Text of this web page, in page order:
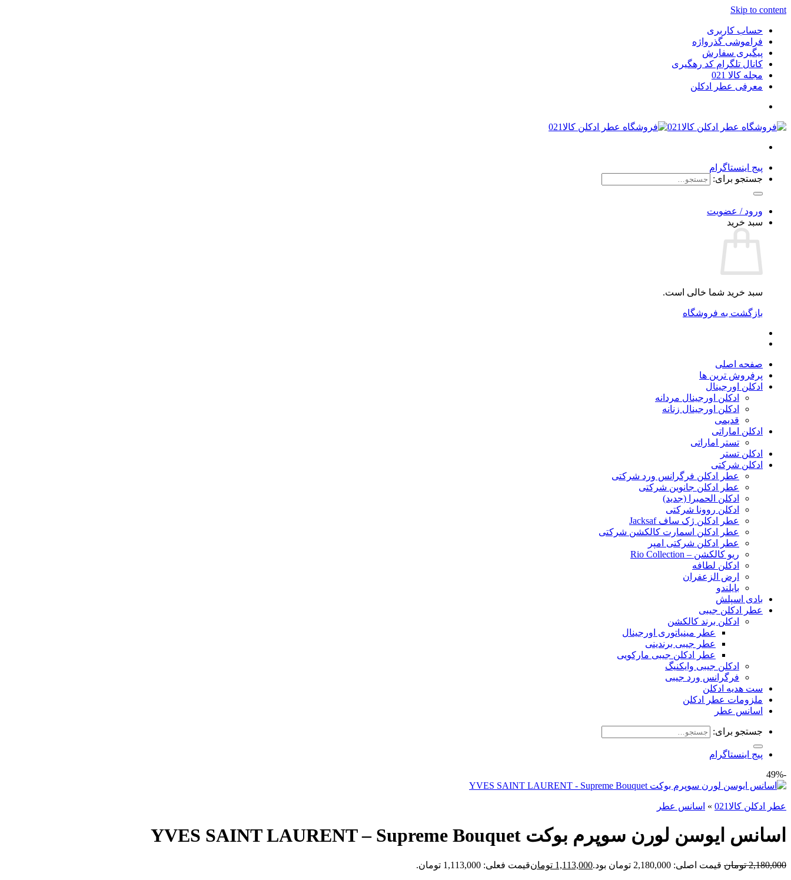
Skip to content
حساب کاربری
فراموشی گذرواژه
پیگیری سفارش
کانال تلگرام کد رهگیری
مجله کالا 021
معرفی عطر ادکلن
پیج اینستاگرام
جستجو برای:
ورود / عضویت
سبد خرید
سبد خرید شما خالی است.
بازگشت به فروشگاه
صفحه اصلی
پرفروش ترین ها
ادکلن اورجینال
ادکلن اورجینال مردانه
ادکلن اورجینال زنانه
قدیمی
ادکلن اماراتی
تستر اماراتی
ادکلن تستر
ادکلن شرکتی
عطر ادکلن فرگرانس ورد شرکتی
عطر ادکلن جانوین شرکتی
ادکلن الحمبرا (جدید)
ادکلن روونا شرکتی
عطر ادکلن ژک‌ ساف Jacksaf
عطر ادکلن اسمارت کالکشن شرکتی
عطر ادکلن شرکتی امپر
ریو کالکشن – Rio Collection
ادکلن لطافه
ارض الزعفران
بایلندو
بادی اسپلش
عطر ادکلن جیبی
ادکلن برند کالکشن
عطر مینیاتوری اورجینال
عطر جیبی برندینی
عطر ادکلن جیبی مارکویی
ادکلن جیبی وایکنیگ
فرگرانس ورد جیبی
ست هدیه ادکلن
ملزومات عطر ادکلن
اسانس عطر
جستجو برای:
پیج اینستاگرام
-49%
عطر ادکلن کالا021 » اسانس عطر
اسانس ایوسن لورن سوپرم بوکت YVES SAINT LAURENT – Supreme Bouquet
2,180,000 تومان قیمت اصلی: 2,180,000 تومان بود. 1,113,000 تومانقیمت فعلی: 1,113,000 تومان.